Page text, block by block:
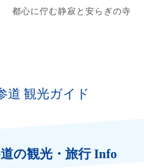
都心に佇む静寂と安らぎの寺
道 観光ガイド
の観光・旅行 Info